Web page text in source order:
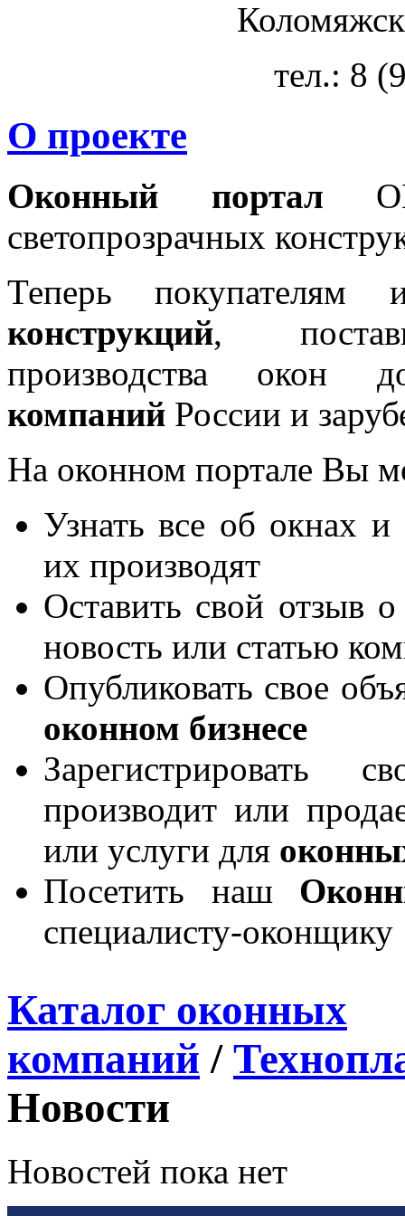
тел.: 8
О проекте
Оконный портал
светопрозрачных
Теперь покупателям
конструкций,
производства окон
компаний России и
На оконном портале Вы
Узнать все об окнах и
их производят
Оставить свой отзыв
новость или статью
Опубликовать свое
оконном бизнесе
производит или
или услуги для
Посетить наш
специалисту-оконщику
Каталог оконных
компаний /
Новости
Новостей пока нет